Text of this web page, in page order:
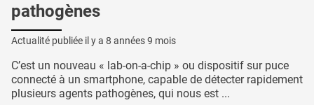
pathogènes
Actualité publiée il y a 8 années 9 mois
C’est un nouveau « lab-on-a-chip » ou dispositif sur puce
connecté à un smartphone, capable de détecter rapidement
plusieurs agents pathogènes, qui nous est ...